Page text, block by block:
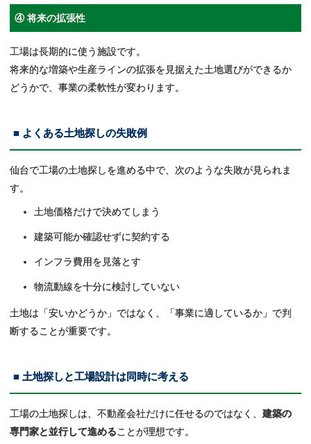
④ 将来の拡張性
工場は長期的に使う施設です。
将来的な増築や生産ラインの拡張を見据えた土地選びができるか
どうかで、事業の柔軟性が変わります。
■ よくある土地探しの失敗例
仙台で工場の土地探しを進める中で、次のような失敗が見られま
す。
土地価格だけで決めてしまう
建築可能か確認せずに契約する
インフラ費用を見落とす
物流動線を十分に検討していない
土地は「安いかどうか」ではなく、「事業に適しているか」で判
断することが重要です。
■ 土地探しと工場設計は同時に考える
工場の土地探しは、不動産会社だけに任せるのではなく、建築の
専門家と並行して進めることが理想です。